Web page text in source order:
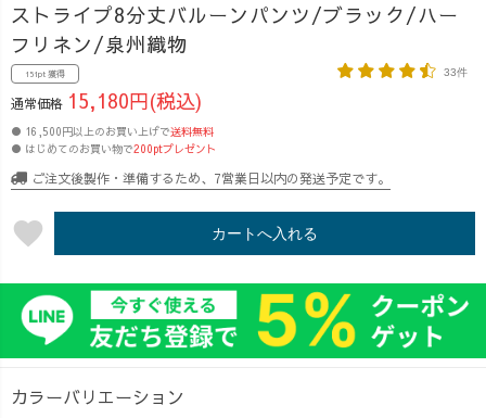
ストライプ8分丈バルーンパンツ/ブラック/ハー
フリネン/泉州織物
151pt 獲得 33件
通常価格 15,180円(税込)
● 16,500円以上のお買い上げで送料無料
● はじめてのお買い物で200ptプレゼント
ご注文後製作・準備するため、7営業日以内の発送予定です。
favorite カートへ入れる
カラーバリエーション